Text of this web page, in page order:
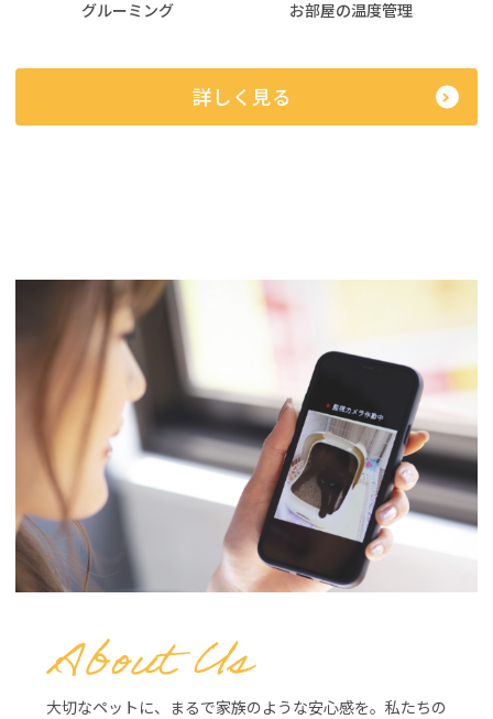
グルーミング お部屋の温度管理
詳しく見る
大切なペットに、まるで家族のような安心感を。私たちの